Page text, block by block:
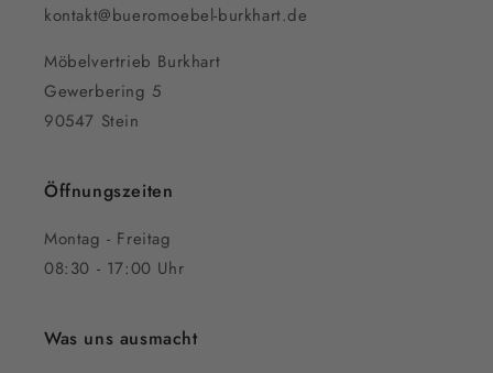
kontakt@bueromoebel-burkhart.de
Möbelvertrieb Burkhart
Gewerbering 5
90547 Stein
Öffnungszeiten
Montag - Freitag
08:30 - 17:00 Uhr
Was uns ausmacht